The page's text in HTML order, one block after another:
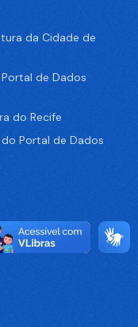
da Cidade de
de Dados
do Recife
Portal de Dados